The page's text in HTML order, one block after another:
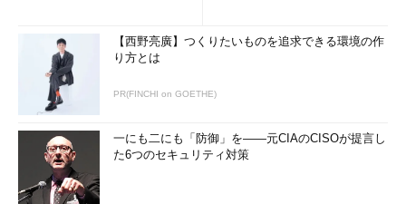
のクラウド導入と移行計画にどんな影響を与えるかを考え、将来
のクラウドを活用したITインフラの構築をスムーズに進めるため
の策を講じていく必要がある。
出典：4 Trends Impacting Cloud Adoption in 2020
with Gartner）
※この記事の原文は2020年1月に公開されており、その時点での世界の企業
の状況を前提としています。
【西野亮廣】つくりたいものを追求できる環境の作
り方とは
PR(FINCHI on GOETHE)
一にも二にも「防御」を――元CIAのCISOが提言し
た6つのセキュリティ対策